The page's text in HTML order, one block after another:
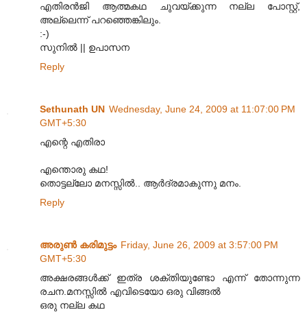
എതിരന്‍‌ജി ആത്മകഥ ചുവയ്ക്കുന്ന നല്ല പോസ്റ്റ്,
അല്ലെന്ന് പറഞ്ഞെങ്കിലും.
:-)
സുനില്‍ || ഉപാസന
Reply
Sethunath UN Wednesday, June 24, 2009 at 11:07:00 PM
GMT+5:30
എന്റെ എതിരാ
എന്തൊരു കഥ!
തൊട്ടല്ലോ മന‌സ്സില്‍.. ആര്‍ദ്രമാകുന്നു മനം.
Reply
അരുണ്‍ കരിമുട്ടം Friday, June 26, 2009 at 3:57:00 PM
GMT+5:30
അക്ഷരങ്ങള്‍ക്ക് ഇത്ര ശക്തിയുണ്ടോ എന്ന് തോന്നുന്ന
രചന.മനസ്സില്‍ എവിടെയോ ഒരു വിങ്ങല്‍
ഒരു നല്ല കഥ